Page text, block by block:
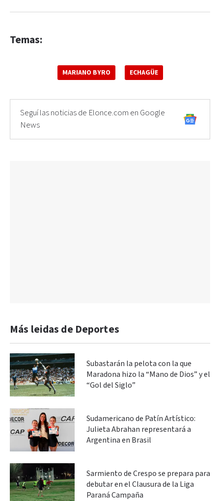
Temas:
MARIANO BYRO ECHAGÜE
Seguí las noticias de Elonce.com en Google
News
Más leidas de Deportes
Subastarán la pelota con la que
Maradona hizo la “Mano de Dios” y el
“Gol del Siglo”
Sudamericano de Patín Artístico:
Julieta Abrahan representará a
Argentina en Brasil
Sarmiento de Crespo se prepara para
debutar en el Clausura de la Liga
Paraná Campaña